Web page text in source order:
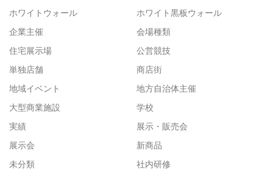
ホワイトウォール
ホワイト黒板ウォール
企業主催
会場種類
住宅展示場
公営競技
単独店舗
商店街
地域イベント
地方自治体主催
大型商業施設
学校
実績
展示・販売会
展示会
新商品
未分類
社内研修